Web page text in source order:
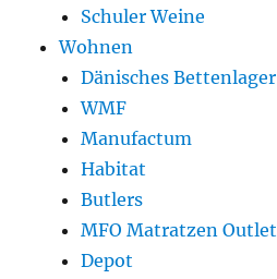
Schuler Weine
Wohnen
Dänisches Bettenlager
WMF
Manufactum
Habitat
Butlers
MFO Matratzen Outlet
Depot